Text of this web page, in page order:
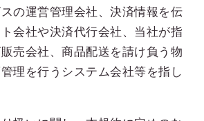
の運営管理会社、決済情報を伝
会社や決済代行会社、当社が指
売会社、商品配送を請け負う物
理を行うシステム会社等を指し